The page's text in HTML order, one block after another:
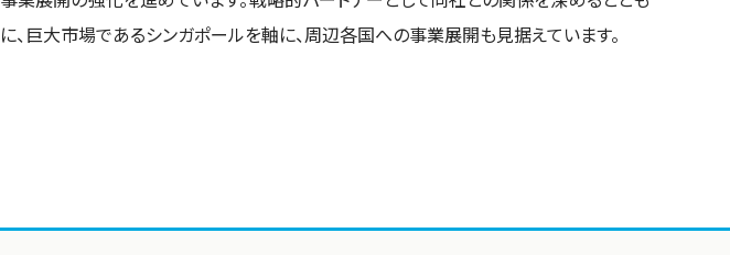
に、巨大市場であるシンガポールを軸に、周辺各国への事業展開も見据えています。